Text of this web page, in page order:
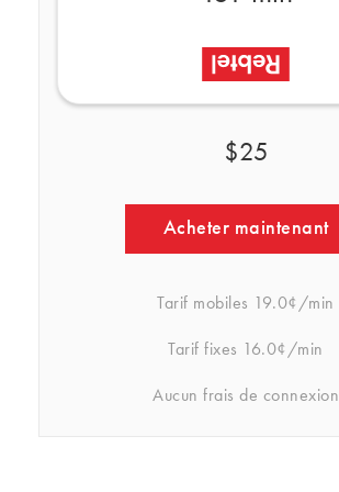
$25
Acheter maintenant
Tarif mobiles 19.0¢/min
Tarif fixes 16.0¢/min
Aucun frais de connexion